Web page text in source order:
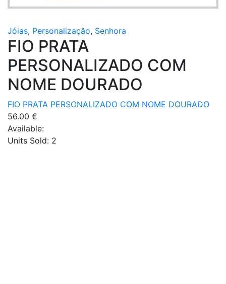
Jóias, Personalização, Senhora
FIO PRATA
PERSONALIZADO COM
NOME DOURADO
FIO PRATA PERSONALIZADO COM NOME DOURADO
56.00 €
Available:
Units Sold: 2